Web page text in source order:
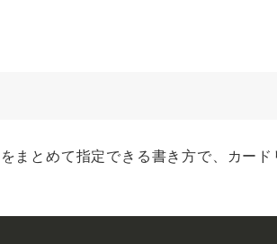
とめて指定できる書き方で、カード